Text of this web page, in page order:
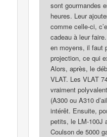
sont gourmandes
heures. Leur
comme celle-ci,
cadeau à leur
en moyens, il faut
projection, ce qui
Alors, après, le
VLAT. Les VLAT
vraiment
(A300 ou A310
intérêt. Ensuite,
petits, le LM-100J
Coulson de 5000